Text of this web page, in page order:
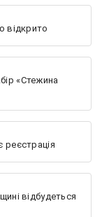
відкрито
«Стежина
відбудеться